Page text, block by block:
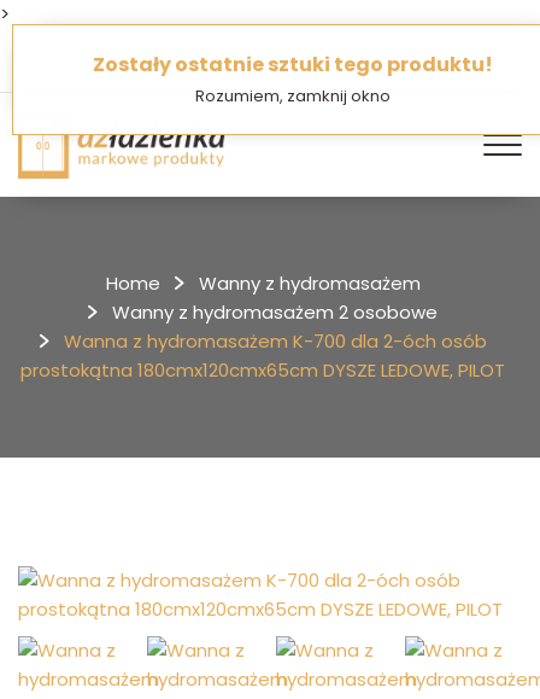
>
O Nas Jak kupować FAQ
Zostały ostatnie sztuki tego produktu!
Rozumiem, zamknij okno
Home
Wanny z hydromasażem
Wanny z hydromasażem 2 osobowe
Wanna z hydromasażem K-700 dla 2-óch osób
prostokątna 180cmx120cmx65cm DYSZE LEDOWE, PILOT